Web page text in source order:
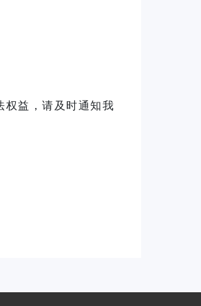
权益，请及时通知我